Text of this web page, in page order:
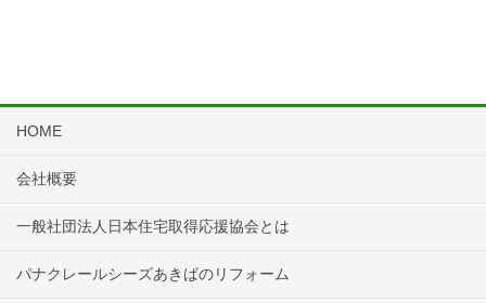
HOME
会社概要
一般社団法人日本住宅取得応援協会とは
パナクレールシーズあきばのリフォーム